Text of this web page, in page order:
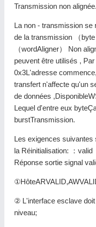
Transmission non alignée.
La non - transmission se
de la transmission （
（wordAligner） Non
peuvent être utilisés ,
0x3L'adresse
transfert n'affecte qu'un
de données
Lequel d'entre eux
burstTransmission.
Les exigences suivantes
la Réinitialisation: ：
Réponse sortie signal
② L'interface esclave
niveau;